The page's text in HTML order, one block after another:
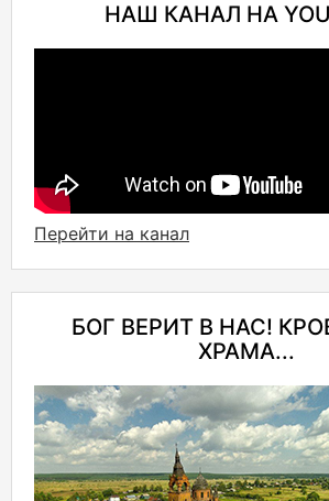
НАШ КАНАЛ НА
Перейти на канал
БОГ ВЕРИТ В НАС!
ХРАМА...